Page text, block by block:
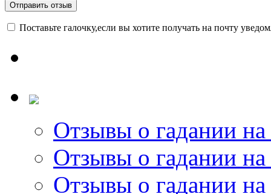
Поставьте галочку,если вы хотите получать на почту
Отзывы о гадании на
Отзывы о гадании на
Отзывы о гадании на